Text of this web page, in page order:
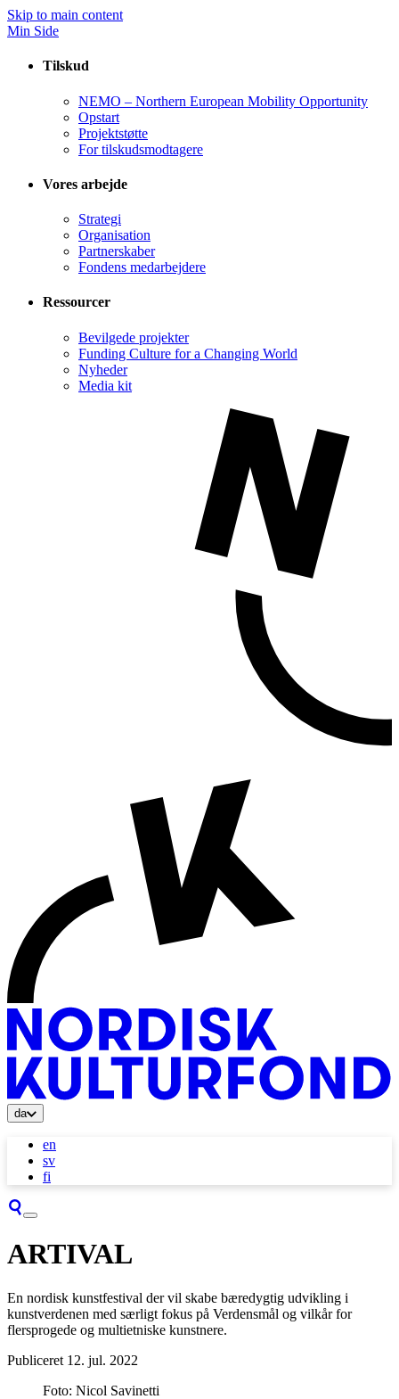
Skip to main content
Min Side
Tilskud
NEMO – Northern European Mobility Opportunity
Opstart
Projektstøtte
For tilskudsmodtagere
Vores arbejde
Strategi
Organisation
Partnerskaber
Fondens medarbejdere
Ressourcer
Bevilgede projekter
Funding Culture for a Changing World
Nyheder
Media kit
da
en
sv
fi
ARTIVAL
En nordisk kunstfestival der vil skabe bæredygtig udvikling i
kunstverdenen med særligt fokus på Verdensmål og vilkår for
flersprogede og multietniske kunstnere.
Publiceret 12. jul. 2022
Foto: Nicol Savinetti